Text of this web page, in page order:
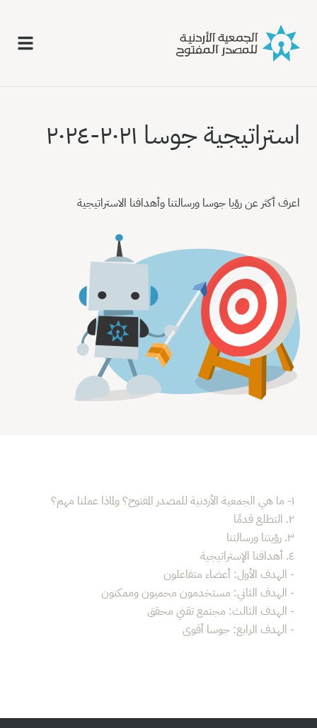
استراتيجية جوسا ٢٠٢١-٢٠٢٤
اعرف أكثر عن رؤيا جوسا ورسالتنا وأهدافنا الاستراتيجية
١- ما هي الجمعية الأردنية للمصدر المفتوح؟ ولماذا عملنا مهم؟
٢. التطلع قدمًا
٣. رؤيتنا ورسالتنا
٤. أهدافنا الإستراتيجية
- الهدف الأول: أعضاء متفاعلون
- الهدف الثاني: مستخدمون محميون وممكنون
- الهدف الثالث: مجتمع تقني محقق
- الهدف الرابع: جوسا أقوى